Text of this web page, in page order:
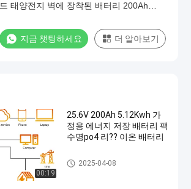
드 태양전지 벽에 장착된 배터리 200Ah
지금 챗팅하세요 더 알아보기
00:19
25.6V 200Ah 5.12Kwh 가
정용 에너지 저장 배터리 팩
수명po4 리?? 이온 배터리
2.56 kwh 리?? 이온 배터리
2025-04-08